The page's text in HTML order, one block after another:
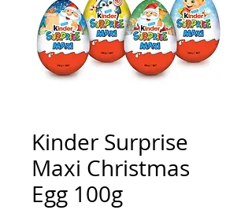
Kinder Surprise
Maxi Christmas
Egg 100g